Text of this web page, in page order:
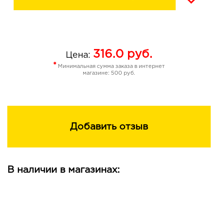
Цена: 316.0 руб.
* Минимальная сумма заказа в интернет
магазине: 500 руб.
Добавить отзыв
В наличии в магазинах: